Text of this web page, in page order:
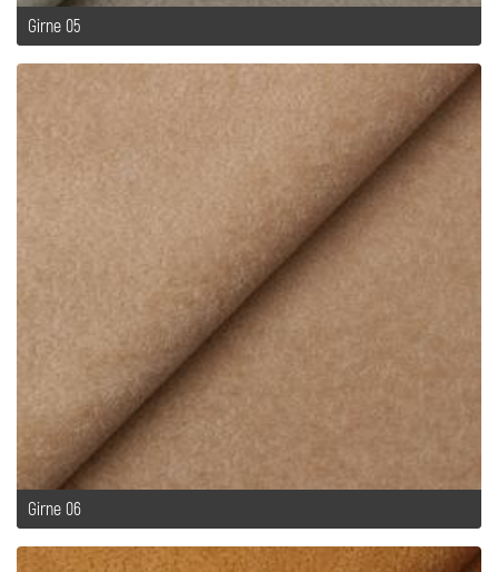
Girne 05
Girne 06